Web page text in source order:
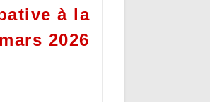
à la
2026